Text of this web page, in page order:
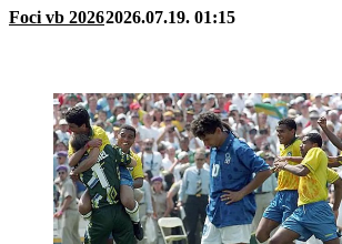
Foci vb 20262026.07.19. 01:15